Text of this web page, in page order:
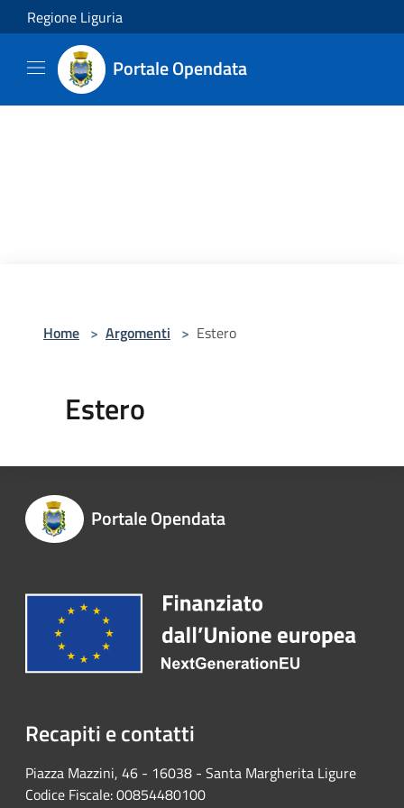
Salta al contenuto principale
Regione Liguria
Portale Opendata
Home > Argomenti > Estero
Estero
Portale Opendata
Recapiti e contatti
Piazza Mazzini, 46 - 16038 - Santa Margherita Ligure
Codice Fiscale: 00854480100